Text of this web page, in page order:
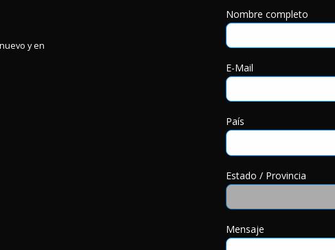
y en
Nombre completo
E-Mail
País
Estado / Provincia
Mensaje